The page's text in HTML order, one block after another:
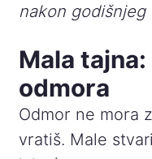
nakon
Mala
odmora
Odmor ne mora
vratiš. Male